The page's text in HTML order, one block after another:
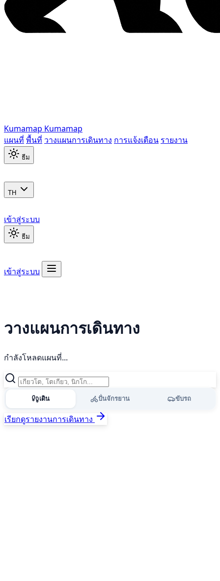
Kumamap Kumamap
แผนที่ พื้นที่ วางแผนการเดินทาง การแจ้งเตือน รายงาน
ธีม
TH
เข้าสู่ระบบ
ธีม
เข้าสู่ระบบ
วางแผนการเดินทาง
กำลังโหลดแผนที่...
เดิน ปั่นจักรยาน ขับรถ
เรียกดูรายงานการเดินทาง